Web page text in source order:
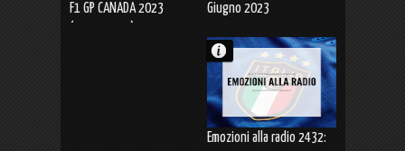
F1 GP CANADA 2023
Giugno 2023
Emozioni alla radio 2432: